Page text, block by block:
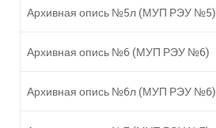
Архивная опись №5л (МУП РЭУ №5)
Архивная опись №6 (МУП РЭУ №6)
Архивная опись №6л (МУП РЭУ №6)